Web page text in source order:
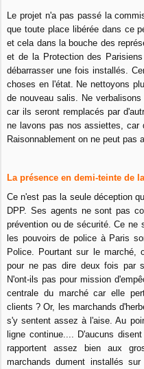
Le projet n'a pas passé la
que toute place libérée dans ce
et cela dans la bouche des
et de la Protection des
débarrasser une fois installés.
choses en l'état. Ne nettoyons
de nouveau salis. Ne
car ils seront remplacés par
ne lavons pas nos assiettes, car
Raisonnablement on ne peut pas
La présence en demi-teinte de
Ce n'est pas la seule déception
DPP. Ses agents ne sont pas
prévention ou de sécurité. Ce ne
les pouvoirs de police à Paris
Police. Pourtant sur le marché,
pour ne pas dire deux fois par
N'ont-ils pas pour mission
centrale du marché car elle
clients ? Or, les marchands
s'y sentent assez à l'aise. Au
ligne continue.... D'aucuns
rapportent assez bien aux
marchands dument installés